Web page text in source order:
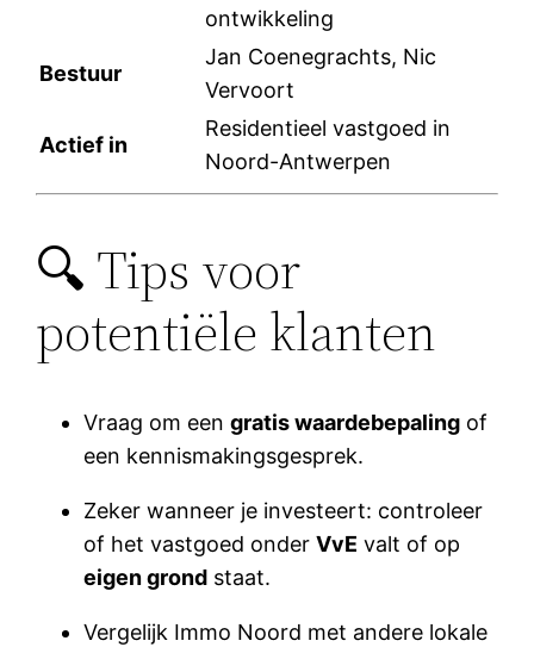
ontwikkeling
Bestuur
Jan Coenegrachts, Nic
Vervoort
Actief in
Residentieel vastgoed in
Noord-Antwerpen
🔍 Tips voor
potentiële klanten
Vraag om eengratis waardebepaling of
een kennismakingsgesprek.
Zeker wanneer je investeert: controleer
of het vastgoed onderVvE valt of op
eigen grond staat.
Vergelijk Immo Noord met andere lokale